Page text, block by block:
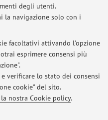
degli utenti.
la navigazione solo con i
facoltativi attivando l'opzione
esprimere consensi più
verificare lo stato dei consensi
cookie" del sito.
nostra Cookie policy.
presenti avvisi.